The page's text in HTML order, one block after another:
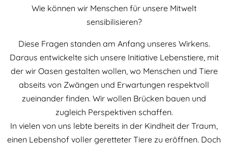
Wie können wir Menschen für unsere Mitwelt
sensibilisieren?
Diese Fragen standen am Anfang unseres Wirkens.
Daraus entwickelte sich unsere Initiative Lebenstiere, mit
der wir Oasen gestalten wollen, wo Menschen und Tiere
abseits von Zwängen und Erwartungen respektvoll
zueinander finden. Wir wollen Brücken bauen und
zugleich Perspektiven schaffen.
In vielen von uns lebte bereits in der Kindheit der Traum,
einen Lebenshof voller geretteter Tiere zu eröffnen. Doch